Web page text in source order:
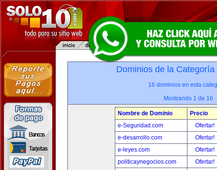
Dominios de la
16 dominios en esta
Mostrando 1 de 16
Nombre de Dominio
Precio
e-Seguridad.com
Ofertar!
e-desarrollo.com
Ofertar!
e-leyes.com
Ofertar!
politicaynegocios.com
Ofertar!